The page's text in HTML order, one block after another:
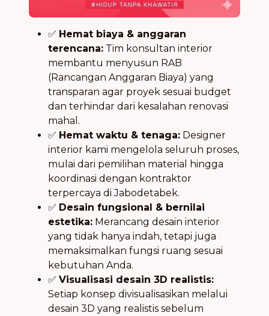
✅ Hemat biaya & anggaran
terencana: Tim konsultan interior
membantu menyusun RAB
(Rancangan Anggaran Biaya) yang
transparan agar proyek sesuai budget
dan terhindar dari kesalahan renovasi
mahal.
✅ Hemat waktu & tenaga: Designer
interior kami mengelola seluruh proses,
mulai dari pemilihan material hingga
koordinasi dengan kontraktor
terpercaya di Jabodetabek.
✅ Desain fungsional & bernilai
estetika: Merancang desain interior
yang tidak hanya indah, tetapi juga
memaksimalkan fungsi ruang sesuai
kebutuhan Anda.
✅ Visualisasi desain 3D realistis:
Setiap konsep divisualisasikan melalui
desain 3D yang realistis sebelum